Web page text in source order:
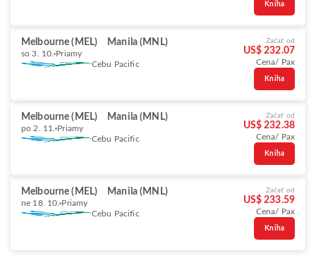
Kniha
Melbourne (MEL) Manila (MNL)
so 3. 10. Priamy
Cebu Pacific
Začať od
US$ 232.07
Cena/ Pax
Kniha
Melbourne (MEL) Manila (MNL)
po 2. 11. Priamy
Cebu Pacific
Začať od
US$ 232.38
Cena/ Pax
Kniha
Melbourne (MEL) Manila (MNL)
ne 18. 10. Priamy
Cebu Pacific
Začať od
US$ 233.59
Cena/ Pax
Kniha